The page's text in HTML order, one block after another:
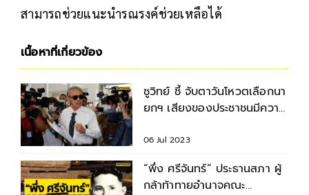
สามารถช่วยแนะนำรณรงค์ช่วยเหลือได้
เนื้อหาที่เกี่ยวข้อง
ชูวิทย์ ชี้ จับตาวันโหวตเลือกนา
ยกฯ เสียงของประชาชนมีความ
06 Jul 2023
“พึ่ง ศรีจันทร์” ประธานสภา ผู้
กล้าท้าทายอำนาจคณะ